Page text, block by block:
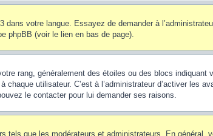
votre langue. Essayez de demander à
phpBB (voir le lien en bas de page).
rang, généralement des étoiles ou des blocs indiquant
utilisateur. C’est à l’administrateur d’activer les
le contacter pour lui demander ses raisons.
tels que les modérateurs et administrateurs. En général,